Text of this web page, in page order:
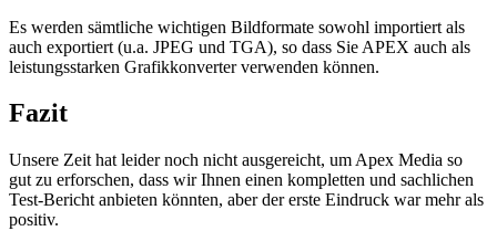
Es werden sämtliche wichtigen Bildformate sowohl importiert als
auch exportiert (u.a. JPEG und TGA), so dass Sie APEX auch als
leistungsstarken Grafikkonverter verwenden können.
Fazit
Unsere Zeit hat leider noch nicht ausgereicht, um Apex Media so
gut zu erforschen, dass wir Ihnen einen kompletten und sachlichen
Test-Bericht anbieten könnten, aber der erste Eindruck war mehr als
positiv.